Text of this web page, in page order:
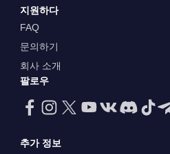
지원하다
FAQ
문의하기
회사 소개
팔로우
추가 정보